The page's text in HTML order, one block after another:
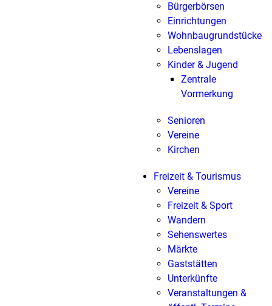
Bürgerbörsen
Einrichtungen
Wohnbaugrundstücke
Lebenslagen
Kinder & Jugend
Zentrale
Vormerkung
Senioren
Vereine
Kirchen
Freizeit & Tourismus
Vereine
Freizeit & Sport
Wandern
Sehenswertes
Märkte
Gaststätten
Unterkünfte
Veranstaltungen &